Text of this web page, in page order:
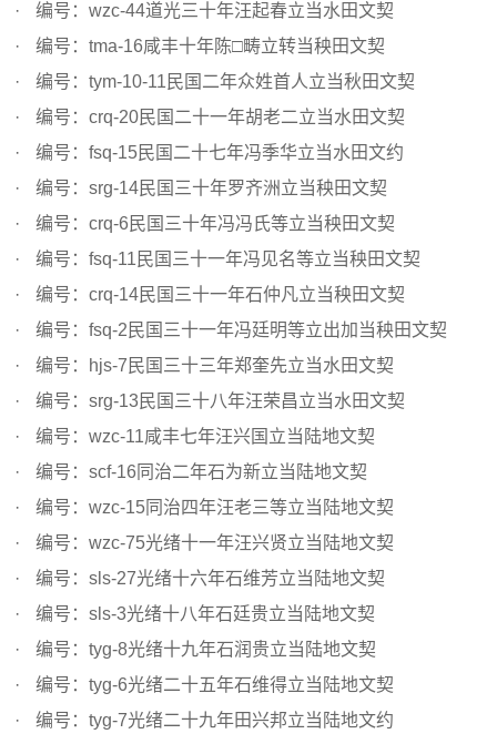
编号：wzc-44道光三十年汪起春立当水田文契
编号：tma-16咸丰十年陈□畴立转当秧田文契
编号：tym-10-11民国二年众姓首人立当秋田文契
编号：crq-20民国二十一年胡老二立当水田文契
编号：fsq-15民国二十七年冯季华立当水田文约
编号：srg-14民国三十年罗齐洲立当秧田文契
编号：crq-6民国三十年冯冯氏等立当秧田文契
编号：fsq-11民国三十一年冯见名等立当秧田文契
编号：crq-14民国三十一年石仲凡立当秧田文契
编号：fsq-2民国三十一年冯廷明等立出加当秧田文契
编号：hjs-7民国三十三年郑奎先立当水田文契
编号：srg-13民国三十八年汪荣昌立当水田文契
编号：wzc-11咸丰七年汪兴国立当陆地文契
编号：scf-16同治二年石为新立当陆地文契
编号：wzc-15同治四年汪老三等立当陆地文契
编号：wzc-75光绪十一年汪兴贤立当陆地文契
编号：sls-27光绪十六年石维芳立当陆地文契
编号：sls-3光绪十八年石廷贵立当陆地文契
编号：tyg-8光绪十九年石润贵立当陆地文契
编号：tyg-6光绪二十五年石维得立当陆地文契
编号：tyg-7光绪二十九年田兴邦立当陆地文约